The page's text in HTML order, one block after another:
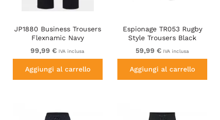
JP1880 Business Trousers
Flexnamic Navy
99,99 € IVA inclusa
Aggiungi al carrello
Espionage TR053 Rugby
Style Trousers Black
59,99 € IVA inclusa
Aggiungi al carrello